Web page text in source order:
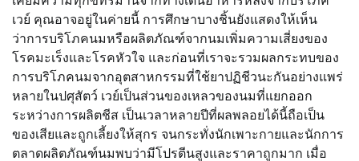
เวย์ คุณอาจอยู่ในค่ายนี้ การศึกษาบางชิ้นยังแสดงให้เห็น
ว่าการบริโภคนมหรือผลิตภัณฑ์จากนมเพิ่มความเสี่ยงของ
โรคมะเร็งและโรคหัวใจ และก่อนที่เราจะรวมผลกระทบของ
การบริโภคนมจากอุตสาหกรรมที่ใช้ยาปฏิชีวนะกันอย่างแพร่
หลายในปศุสัตว์ เวย์เป็นส่วนของเหลวของนมที่แยกออก
ระหว่างการผลิตชีส เป็นเวลาหลายปีที่ผลพลอยได้นี้ถือเป็น
ของเสียและถูกเลี้ยงให้สุกร จนกระทั่งนักเพาะกายและนักการ
ตลาดผลิตภัณฑ์นมพบว่ามีโปรตีนสูงและราคาถูกมาก เมื่อ